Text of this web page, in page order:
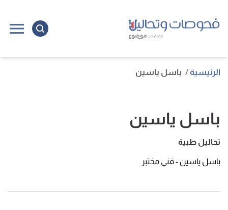
الرئيسية باسل ياسين
باسل ياسين
تحاليل طبية
باسل ياسين - فني مختبر